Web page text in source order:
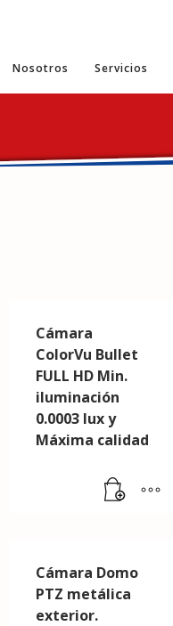
Nosotros Servicios
Cámara
ColorVu Bullet
FULL HD Min.
iluminación
0.0003 lux y
Máxima calidad
Cámara Domo
PTZ metálica
exterior.